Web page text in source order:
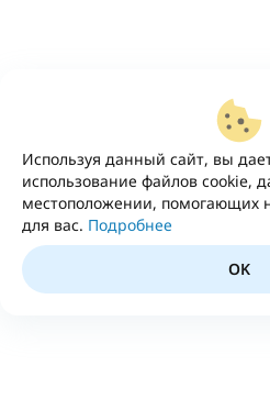
Используя данный сайт, вы
использование файлов cookie,
местоположении, помогающих
для вас. Подробнее
OK